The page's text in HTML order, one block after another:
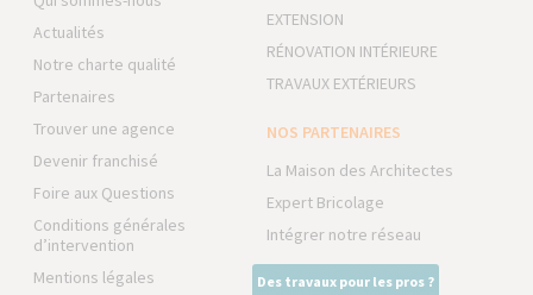
Actualités
Notre charte qualité
Partenaires
Trouver une agence
Devenir franchisé
Foire aux Questions
Conditions générales
d’intervention
Mentions légales
EXTENSION
RÉNOVATION INTÉRIEURE
TRAVAUX EXTÉRIEURS
NOS PARTENAIRES
La Maison des Architectes
Expert Bricolage
Intégrer notre réseau
Des travaux pour les pros ?